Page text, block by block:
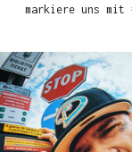
markiere uns mit